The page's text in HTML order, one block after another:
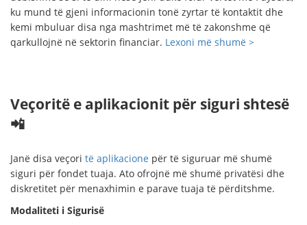
ku mund të gjeni informacionin tonë zyrtar të kontaktit dhe
kemi mbuluar disa nga mashtrimet më të zakonshme që
qarkullojnë në sektorin financiar. Lexoni më shumë >
Veçoritë e aplikacionit për siguri shtesë
📲
Janë disa veçori të aplikacione për të siguruar më shumë
siguri për fondet tuaja. Ato ofrojnë më shumë privatësi dhe
diskretitet për menaxhimin e parave tuaja të përditshme.
Modaliteti i Sigurisë